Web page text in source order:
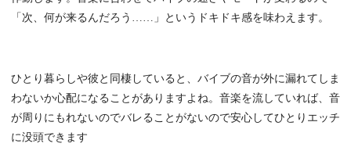
「次、何が来るんだろう……」というドキドキ感を味わえます。
ひとり暮らしや彼と同棲していると、バイブの音が外に漏れてしま
わないか心配になることがありますよね。音楽を流していれば、音
が周りにもれないのでバレることがないので安心してひとりエッチ
に没頭できます